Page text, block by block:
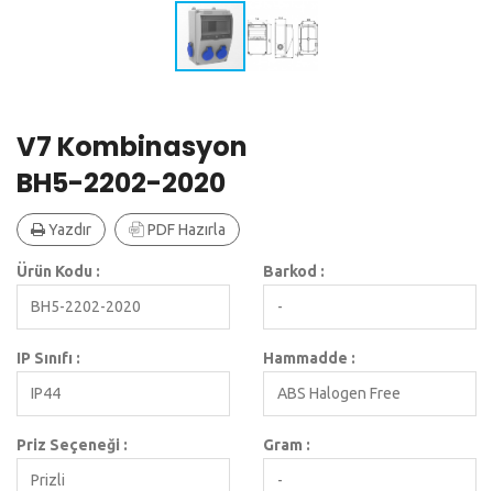
V7 Kombinasyon
BH5-2202-2020
Yazdır PDF Hazırla
Ürün Kodu :
BH5-2202-2020
Barkod :
-
IP Sınıfı :
IP44
Hammadde :
ABS Halogen Free
Priz Seçeneği :
Prizli
Gram :
-